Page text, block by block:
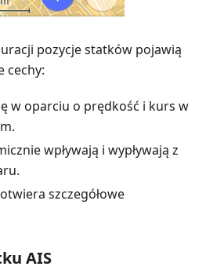
pozycje statków pojawią
cechy:
w oparciu o prędkość i kurs w
wpływają i wypływają z
szczegółowe
AIS